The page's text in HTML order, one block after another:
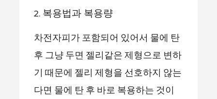
2. 복용법과 복용량
차전자피가 포함되어 있어서 물에 탄
후 그냥 두면 젤리같은 제형으로 변하
기 때문에 젤리 제형을 선호하지 않는
다면 물에 탄 후 바로 복용하는 것이